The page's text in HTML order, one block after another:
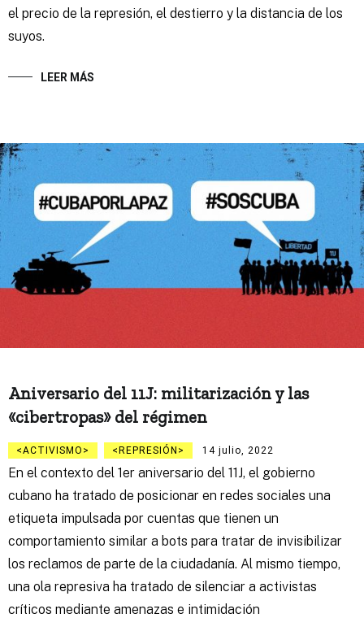
el precio de la represión, el destierro y la distancia de los
suyos.
LEER MÁS
Aniversario del 11J: militarización y las
«cibertropas» del régimen
ACTIVISMO REPRESIÓN 14 julio, 2022
En el contexto del 1er aniversario del 11J, el gobierno
cubano ha tratado de posicionar en redes sociales una
etiqueta impulsada por cuentas que tienen un
comportamiento similar a bots para tratar de invisibilizar
los reclamos de parte de la ciudadanía. Al mismo tiempo,
una ola represiva ha tratado de silenciar a activistas
críticos mediante amenazas e intimidación